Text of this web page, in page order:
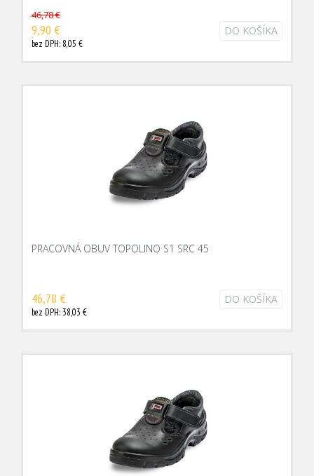
46,78 €
9,90 €
bez DPH: 8,05 €
DO KOŠÍKA
PRACOVNÁ OBUV TOPOLINO S1 SRC 45
46,78 €
bez DPH: 38,03 €
DO KOŠÍKA